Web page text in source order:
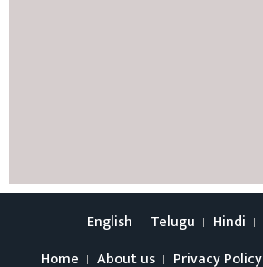
English Telugu Hindi
Home
About us Privacy Policy